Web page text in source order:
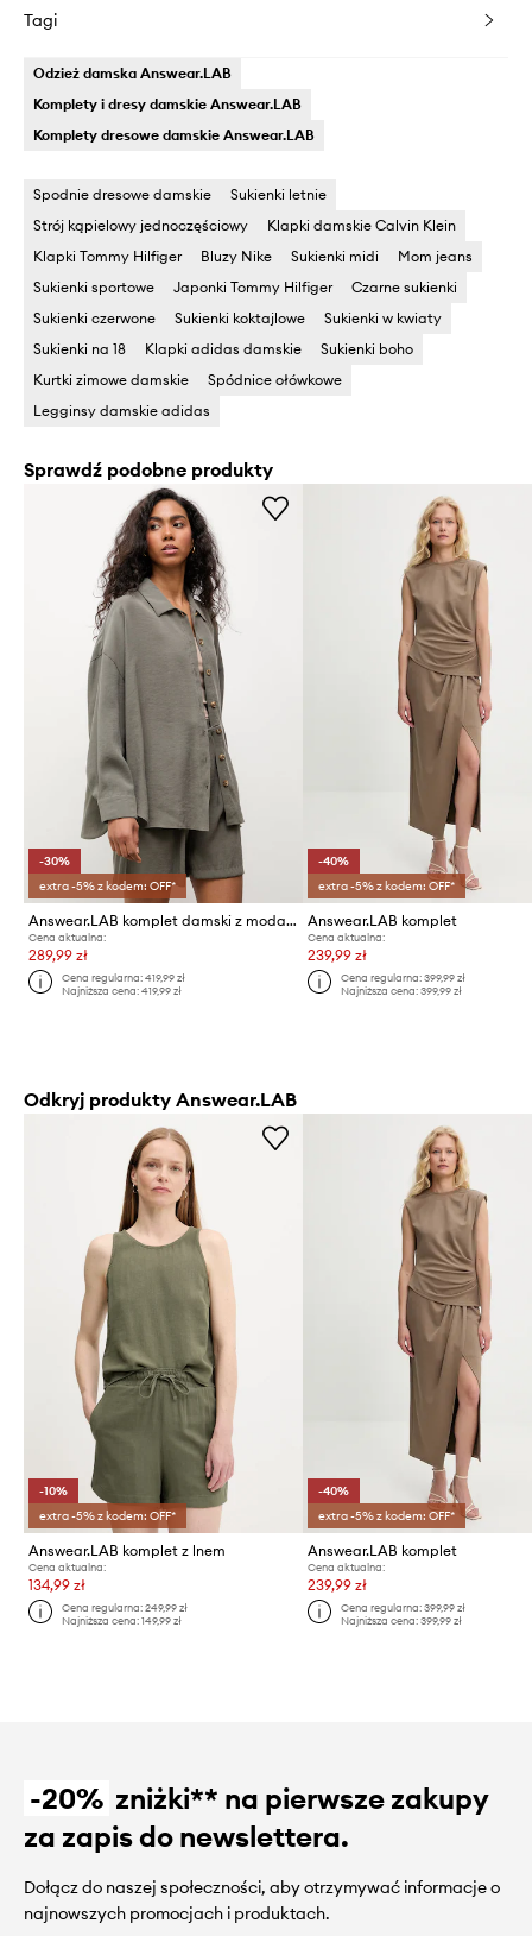
Tagi
Odzież damska Answear.LAB
Komplety i dresy damskie Answear.LAB
Komplety dresowe damskie Answear.LAB
Spodnie dresowe damskie
Sukienki letnie
Strój kąpielowy jednoczęściowy
Klapki damskie Calvin Klein
Klapki Tommy Hilfiger
Bluzy Nike Sukienki midi
Mom jeans
Sukienki sportowe
Japonki Tommy Hilfiger
Czarne sukienki
Sukienki czerwone
Sukienki koktajlowe
Sukienki w kwiaty
Sukienki na 18
Klapki adidas damskie
Sukienki boho
Kurtki zimowe damskie
Spódnice ołówkowe
Legginsy damskie adidas
Sprawdź podobne produkty
-30%
extra -5% z kodem: OFF*
Answear.LAB komplet damski z modalem
Cena aktualna:
289,99 zł
Cena regularna:419,99 zł
Najniższa cena:419,99 zł
-40%
extra -5% z kodem: OFF*
Answear.LAB komplet
Cena aktualna:
239,99 zł
Cena regularna: 399,99 zł
Najniższa cena: 399,99 zł
Odkryj produkty Answear.LAB
-10%
extra -5% z kodem: OFF*
Answear.LAB komplet z lnem
Cena aktualna:
134,99 zł
Cena regularna:249,99 zł
Najniższa cena:149,99 zł
-40%
extra -5% z kodem: OFF*
Answear.LAB komplet
Cena aktualna:
239,99 zł
Cena regularna: 399,99 zł
Najniższa cena: 399,99 zł
-20% zniżki** na pierwsze zakupy
za zapis do newslettera.
Dołącz do naszej społeczności, aby otrzymywać informacje o
najnowszych promocjach i produktach.